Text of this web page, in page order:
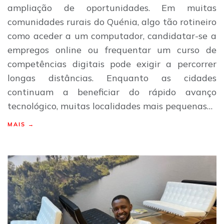
ampliação de oportunidades. Em muitas
comunidades rurais do Quénia, algo tão rotineiro
como aceder a um computador, candidatar-se a
empregos online ou frequentar um curso de
competências digitais pode exigir a percorrer
longas distâncias. Enquanto as cidades
continuam a beneficiar do rápido avanço
tecnológico, muitas localidades mais pequenas…
MAIS →